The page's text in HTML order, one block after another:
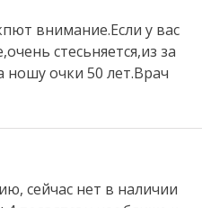
внимание.Если у вас
стесьняется,из за
очки 50 лет.Врач
сейчас нет в наличии